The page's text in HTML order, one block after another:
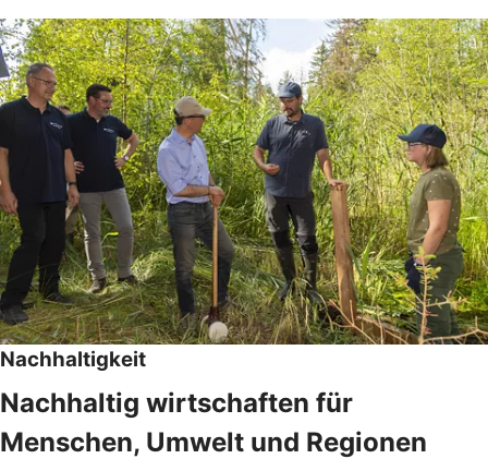
Nachhaltigkeit
Nachhaltig wirtschaften für
Menschen, Umwelt und Regionen